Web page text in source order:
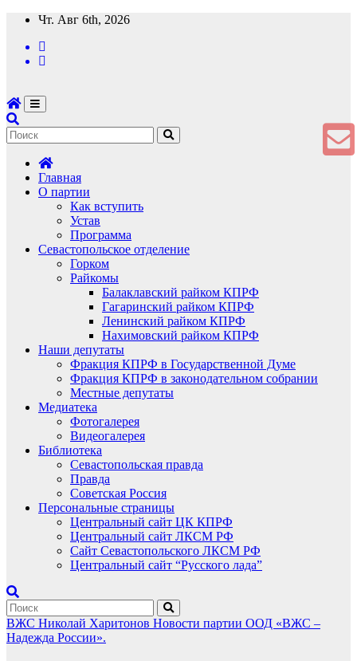
Перейти
содержимому
Чт. Авг 6th, 2026
Главная
О партии
Как вступить
Устав
Программа
Севастопольское отделение
Горком
Райкомы
Балаклавский райком КПРФ
Гагаринский райком КПРФ
Ленинский райком КПРФ
Нахимовский райком КПРФ
Наши депутаты
Фракция КПРФ в Государственной Думе
Фракция КПРФ в законодательном собрании
Местные депутаты
Медиатека
Фотогалерея
Видеогалерея
Библиотека
Севастопольская правда
Правда
Советская Россия
Персональные страницы
Центральный сайт ЦК КПРФ
Центральный сайт ЛКСМ РФ
Сайт Севастопольского ЛКСМ РФ
Центральный сайт “Русского лада”
ВЖС Николай Харитонов Новости партии ООД «ВЖС –
Надежда России».